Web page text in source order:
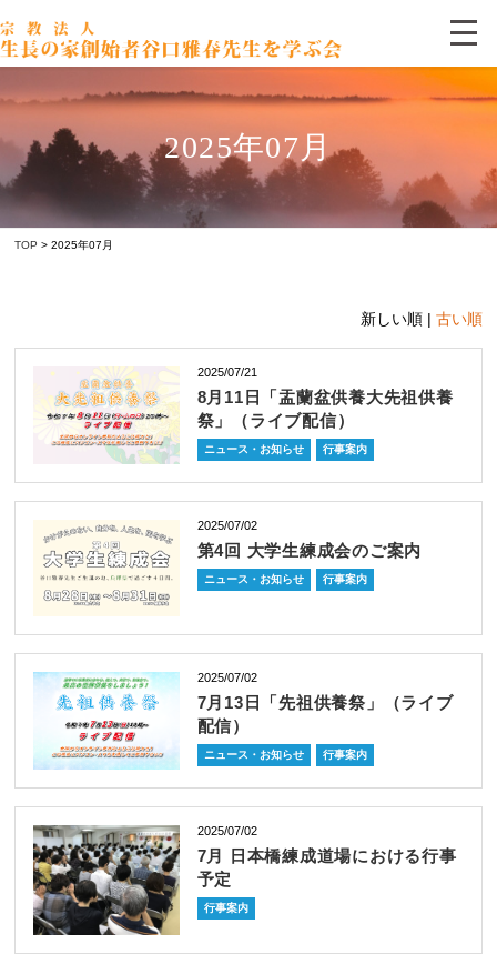
2025年07月
TOP > 2025年07月
新しい順 | 古い順
2025/07/21
8月11日「盂蘭盆供養大先祖供養
祭」（ライブ配信）
ニュース・お知らせ 行事案内
2025/07/02
第4回 大学生練成会のご案内
ニュース・お知らせ 行事案内
2025/07/02
7月13日「先祖供養祭」（ライブ
配信）
ニュース・お知らせ 行事案内
2025/07/02
7月 日本橋練成道場における行事
予定
行事案内